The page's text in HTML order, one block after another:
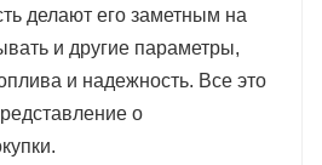
делают его заметным на
и другие параметры,
и надежность. Все это
о